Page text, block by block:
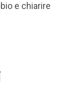
e chiarire